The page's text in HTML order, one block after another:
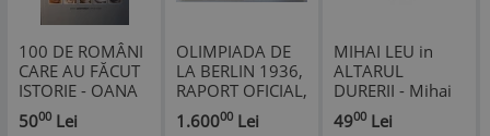
100 DE ROMÂNI
CARE AU FĂCUT
ISTORIE - OANA
ILIE, ALEXANDRA
MĂRĂȘOIU, s
5000 Lei
OLIMPIADA DE
LA BERLIN 1936,
RAPORT OFICIAL,
2 VOLUME, 1936
1.60000 Lei
MIHAI LEU in
ALTARUL
DURERII - Mihai
Visoiu - Editura
Star Tipp, 1998,
4900 Lei